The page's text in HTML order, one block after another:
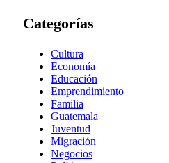
Categorías
Cultura
Economía
Educación
Emprendimiento
Familia
Guatemala
Juventud
Migración
Negocios